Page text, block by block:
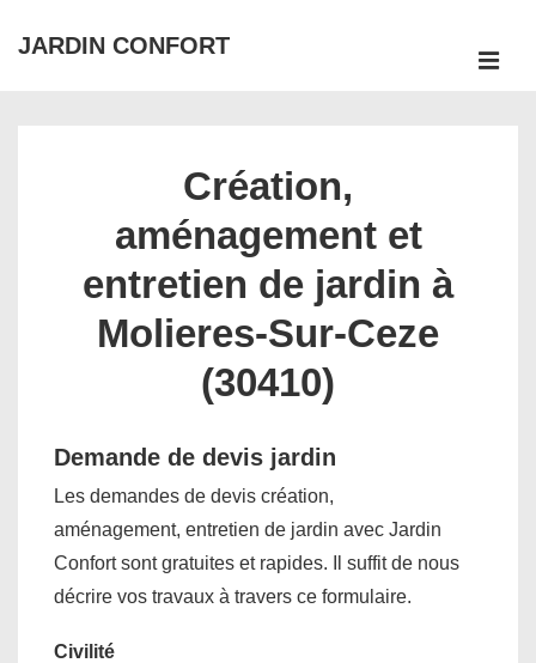
passer
JARDIN CONFORT
Création,
aménagement et
entretien de jardin à
Molieres-Sur-Ceze
(30410)
Demande de devis jardin
Les demandes de devis création,
aménagement, entretien de jardin avec Jardin
Confort sont gratuites et rapides. Il suffit de nous
décrire vos travaux à travers ce formulaire.
Civilité